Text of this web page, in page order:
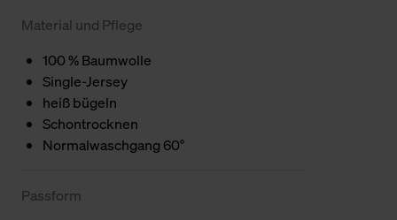
Material und Pflege
100 % Baumwolle
Single-Jersey
heiß bügeln
Schontrocknen
Normalwaschgang 60°
Passform